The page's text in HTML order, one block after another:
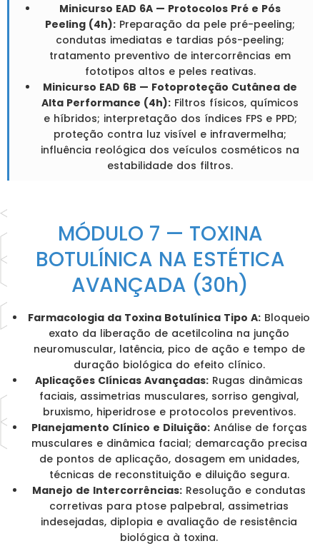
Minicurso EAD 6A — Protocolos Pré e Pós
Peeling (4h): Preparação da pele pré-peeling;
condutas imediatas e tardias pós-peeling;
tratamento preventivo de intercorrências em
fototipos altos e peles reativas.
Minicurso EAD 6B — Fotoproteção Cutânea de
Alta Performance (4h): Filtros físicos, químicos
e híbridos; interpretação dos índices FPS e PPD;
proteção contra luz visível e infravermelha;
influência reológica dos veículos cosméticos na
estabilidade dos filtros.
MÓDULO 7 — TOXINA
BOTULÍNICA NA ESTÉTICA
AVANÇADA (30h)
Farmacologia da Toxina Botulínica Tipo A: Bloqueio
exato da liberação de acetilcolina na junção
neuromuscular, latência, pico de ação e tempo de
duração biológica do efeito clínico.
Aplicações Clínicas Avançadas: Rugas dinâmicas
faciais, assimetrias musculares, sorriso gengival,
bruxismo, hiperidrose e protocolos preventivos.
Planejamento Clínico e Diluição:Análise de forças
musculares e dinâmica facial; demarcação precisa
de pontos de aplicação, dosagem em unidades,
técnicas de reconstituição e diluição segura.
Manejo de Intercorrências: Resolução e condutas
corretivas para ptose palpebral, assimetrias
indesejadas, diplopia e avaliação de resistência
biológica à toxina.